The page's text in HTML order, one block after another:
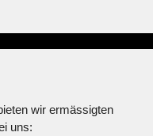
wir ermässigten
uns: